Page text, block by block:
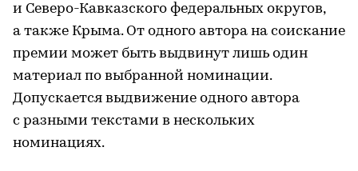
и Северо-Кавказского федеральных округов,
а также Крыма. От одного автора на соискание
премии может быть выдвинут лишь один
материал по выбранной номинации.
Допускается выдвижение одного автора
с разными текстами в нескольких
номинациях.